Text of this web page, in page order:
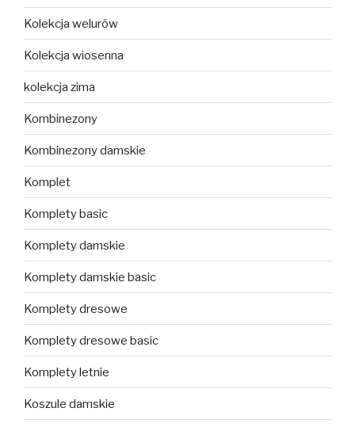
Kolekcja welurów
Kolekcja wiosenna
kolekcja zima
Kombinezony
Kombinezony damskie
Komplet
Komplety basic
Komplety damskie
Komplety damskie basic
Komplety dresowe
Komplety dresowe basic
Komplety letnie
Koszule damskie